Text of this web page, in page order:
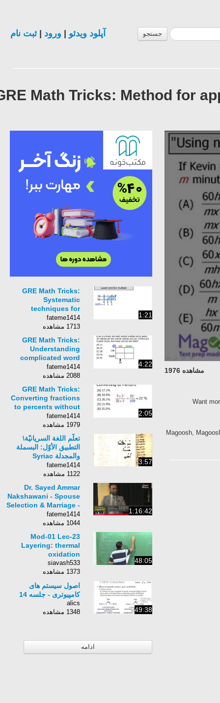
جستجو آپلود ویدئو| ورود| ثبت نام
GRE Math Tricks: Method for
مشاهده 1976
Want
Magoosh,
1:21
GRE Math Tricks:
Systematic
techniques for
finding factors and
multiples
fateme1414
1713 مشاهده
4:22
GRE Math Tricks:
Understanding
complicated word
problems with
diagrams
fateme1414
2088 مشاهده
2:05
GRE Math Tricks:
Converting fractions
to percents without
long division
fateme1414
1979 مشاهده
3:57
تعلّم اللغة السريانيّة\
التطبيق الأوّل: البسملة
والمجدلة Syriac
Exercise 1: Trinitarian
Formulas
fateme1414
1122 مشاهده
1:16:42
Dr. Sayed Ammar
Nakshawani - Spouse
Selection & Marriage -
Season One
fateme1414
1044 مشاهده
48:05
Mod-01 Lec-23
Layering: thermal
oxidation
siavash533
1373 مشاهده
49:38
اصول سیستم های
کامپیوتری - جلسه 14
alics
1348 مشاهده
ادامه